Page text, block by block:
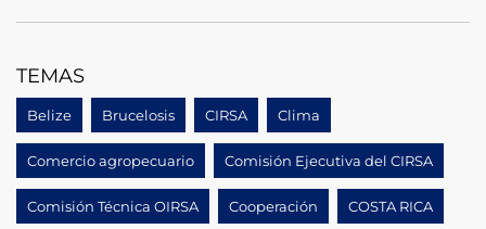
TEMAS
Belize Brucelosis CIRSA Clima
Comercio agropecuario Comisión Ejecutiva del CIRSA
Comisión Técnica OIRSA Cooperación COSTA RICA